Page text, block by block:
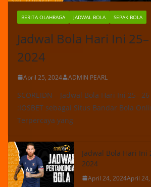
BERITA OLAHRAGA JADWAL BOLA SEPAK BOLA
Jadwal Bola Hari Ini 25–
2024
April 25, 2024 ADMIN PEARL
SCOREIDN – Jadwal Bola Hari Ini 25– 26
:IOSBET sebagai Situs Bandar Bola
Terpercaya yang
Jadwal Bola Hari Ini
2024
April 24, 2024April